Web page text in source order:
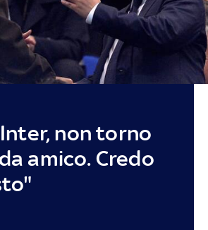
non torno
amico. Credo